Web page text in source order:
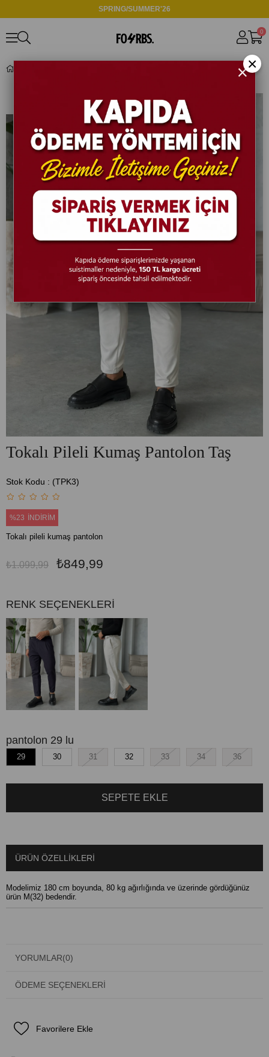
SPRING/SUMMER'26
0
Tokalı Pileli Kumaş Pantolon Taş
Stok Kodu (TPK3)
%23 İNDIRIM
Tokalı pileli kumaş pantolon
₺1.099,99 ₺849,99
RENK SEÇENEKLERİ
pantolon 29 lu
29 30 31 32 33 34 36
ÜRÜN ÖZELLIKLERI
Modelimiz 180 cm boyunda, 80 kg ağırlığında ve üzerinde gördüğünüz
ürün M(32) bedendir.
YORUMLAR(0)
ÖDEME SEÇENEKLERI
Favorilere Ekle
×